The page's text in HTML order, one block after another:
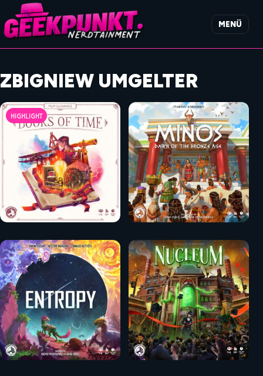
MENÜ
ZBIGNIEW UMGELTER
HIGHLIGHT